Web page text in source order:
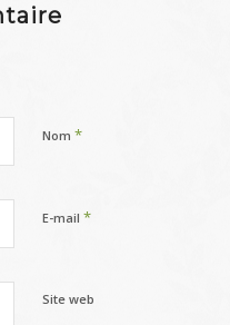
Nom *
E-mail *
Site web